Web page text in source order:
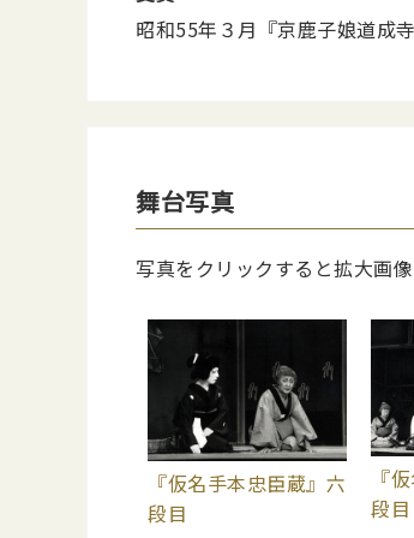
昭和55年３月『京鹿子娘道成
舞台写真
写真をクリックすると拡大画
『仮名手本忠臣蔵』六
段目
『
段目